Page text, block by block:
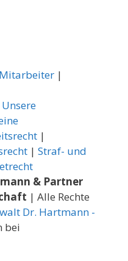
Mitarbeiter |
Unsere
|
| Straf- und
& Partner
| Alle Rechte
Dr. Hartmann -
bei